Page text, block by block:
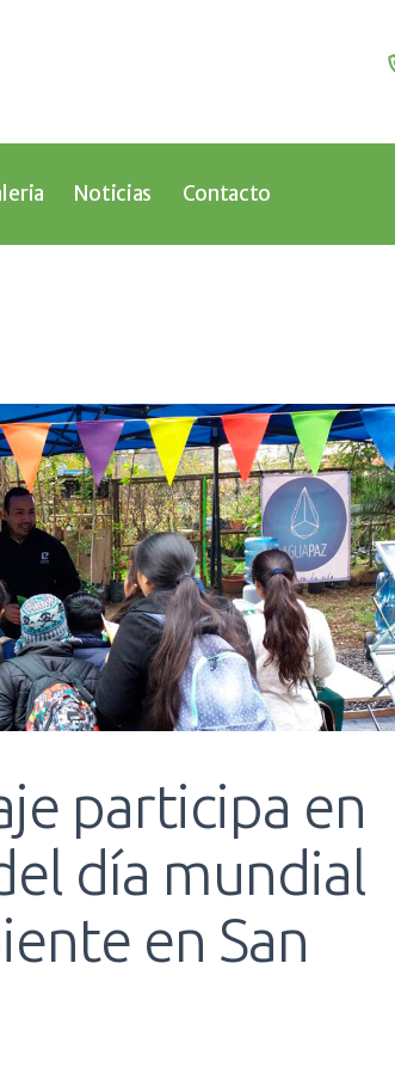
Noticias Contacto
Noticias
participa en
día mundial
en San